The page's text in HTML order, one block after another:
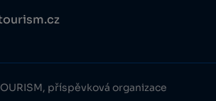
příspěvková organizace